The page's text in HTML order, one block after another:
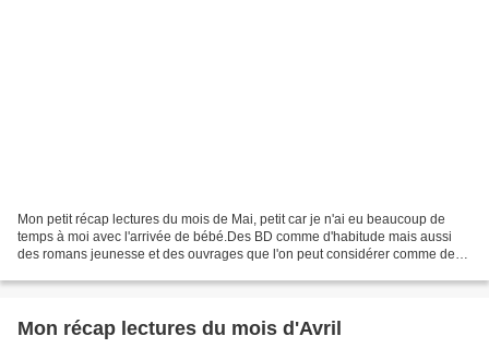
Mon petit récap lectures du mois de Mai, petit car je n'ai eu beaucoup de
temps à moi avec l'arrivée de bébé.Des BD comme d'habitude mais aussi
des romans jeunesse et des ouvrages que l'on peut considérer comme des
Mon récap lectures du mois d'Avril